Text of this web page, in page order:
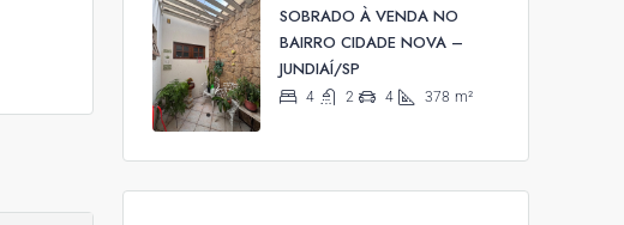
SOBRADO À VENDA NO
BAIRRO CIDADE NOVA –
JUNDIAÍ/SP
4 2 4 378 m²